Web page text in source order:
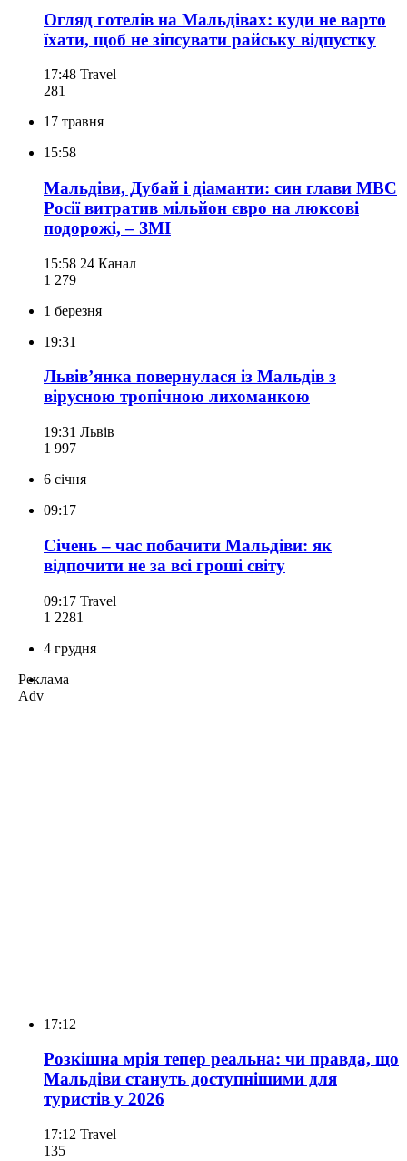
Огляд готелів на Мальдівах: куди не варто
їхати, щоб не зіпсувати райську відпустку
17:48 Travel
281
17 травня
15:58
Мальдіви, Дубай і діаманти: син глави МВС
Росії витратив мільйон євро на люксові
подорожі, – ЗМІ
15:58 24 Канал
1 279
1 березня
19:31
Львів’янка повернулася із Мальдів з
вірусною тропічною лихоманкою
19:31 Львів
1 997
6 січня
09:17
Січень – час побачити Мальдіви: як
відпочити не за всі гроші світу
09:17 Travel
1 2281
4 грудня
Реклама
Adv
17:12
Розкішна мрія тепер реальна: чи правда, що
Мальдіви стануть доступнішими для
туристів у 2026
17:12 Travel
135